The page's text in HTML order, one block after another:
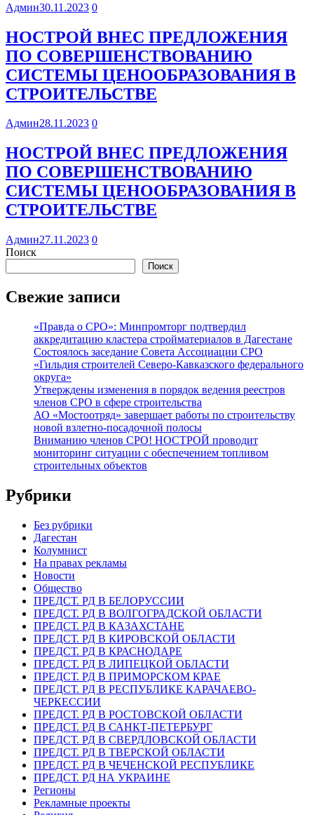
Админ30.11.2023 0
НОСТРОЙ ВНЕС ПРЕДЛОЖЕНИЯ
ПО СОВЕРШЕНСТВОВАНИЮ
СИСТЕМЫ ЦЕНООБРАЗОВАНИЯ В
СТРОИТЕЛЬСТВЕ
Админ28.11.2023 0
НОСТРОЙ ВНЕС ПРЕДЛОЖЕНИЯ
ПО СОВЕРШЕНСТВОВАНИЮ
СИСТЕМЫ ЦЕНООБРАЗОВАНИЯ В
СТРОИТЕЛЬСТВЕ
Админ27.11.2023 0
Поиск
Поиск
Свежие записи
«Правда о СРО»: Минпромторг подтвердил
аккредитацию кластера стройматериалов в Дагестане
Состоялось заседание Совета Ассоциации СРО
«Гильдия строителей Северо-Кавказского федерального
округа»
Утверждены изменения в порядок ведения реестров
членов СРО в сфере строительства
АО «Мостоотряд» завершает работы по строительству
новой взлетно-посадочной полосы
Вниманию членов СРО! НОСТРОЙ проводит
мониторинг ситуации с обеспечением топливом
строительных объектов
Рубрики
Без рубрики
Дагестан
Колумнист
На правах рекламы
Новости
Общество
ПРЕДСТ. РД В БЕЛОРУССИИ
ПРЕДСТ. РД В ВОЛГОГРАДСКОЙ ОБЛАСТИ
ПРЕДСТ. РД В КАЗАХСТАНЕ
ПРЕДСТ. РД В КИРОВСКОЙ ОБЛАСТИ
ПРЕДСТ. РД В КРАСНОДАРЕ
ПРЕДСТ. РД В ЛИПЕЦКОЙ ОБЛАСТИ
ПРЕДСТ. РД В ПРИМОРСКОМ КРАЕ
ПРЕДСТ. РД В РЕСПУБЛИКЕ КАРАЧАЕВО-
ЧЕРКЕССИИ
ПРЕДСТ. РД В РОСТОВСКОЙ ОБЛАСТИ
ПРЕДСТ. РД В САНКТ-ПЕТЕРБУРГ
ПРЕДСТ. РД В СВЕРДЛОВСКОЙ ОБЛАСТИ
ПРЕДСТ. РД В ТВЕРСКОЙ ОБЛАСТИ
ПРЕДСТ. РД В ЧЕЧЕНСКОЙ РЕСПУБЛИКЕ
ПРЕДСТ. РД НА УКРАИНЕ
Регионы
Рекламные проекты